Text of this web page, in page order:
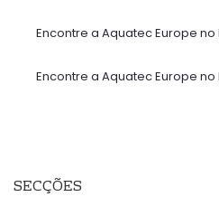
Encontre a Aquatec Europe
Encontre a Aquatec Europe no
SECÇÕES